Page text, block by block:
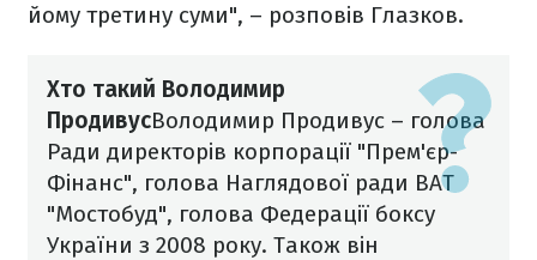
йому третину суми", – розповів Глазков.
Хто такий Володимир
ПродивусВолодимир Продивус – голова
Ради директорів корпорації "Прем'єр-
Фінанс", голова Наглядової ради ВАТ
"Мостобуд", голова Федерації боксу
України з 2008 року. Також він